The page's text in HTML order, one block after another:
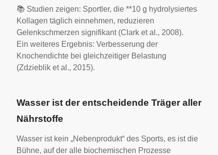
📚 Studien zeigen: Sportler, die **10 g hydrolysiertes
Kollagen täglich einnehmen, reduzieren
Gelenkschmerzen signifikant (Clark et al., 2008).
Ein weiteres Ergebnis: Verbesserung der
Knochendichte bei gleichzeitiger Belastung
(Zdzieblik et al., 2015).
Wasser ist der entscheidende Träger aller
Nährstoffe
Wasser ist kein „Nebenprodukt“ des Sports, es ist die
Bühne, auf der alle biochemischen Prozesse